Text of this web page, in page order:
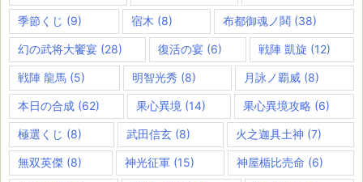
季節くじ (9) 宿木 (8) 布都御魂ノ鬨(38)
幻の武将大饗宴 (28) 復活の宴 (6) 戦陣 凱旋 (12)
戦陣 龍馬 (5) 明智光秀 (8) 月詠ノ覇威(8)
本日の合成 (62) 果心異境 (14) 果心異境攻略 (6)
極選くじ (8) 武田信玄 (8) 火之迦具土神 (7)
無双英傑 (8) 神光征軍(15) 神屋楯比売命 (6)